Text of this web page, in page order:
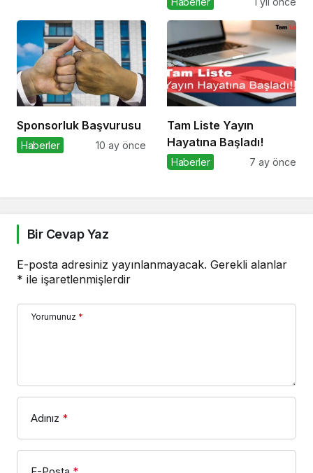
Sponsorluk Başvurusu
Haberler 10 ay önce
Tam Liste Yayın
Hayatına Başladı!
Haberler 7 ay önce
Bir Cevap Yaz
E-posta adresiniz yayınlanmayacak. Gerekli alanlar
* ile işaretlenmişlerdir
Yorumunuz *
Adınız *